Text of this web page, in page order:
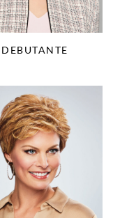
DEBUTANTE